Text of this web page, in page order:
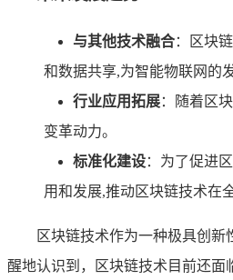
与其他技术融合：区块
和数据共享,为智能物联网的
行业应用拓展：随着区
变革动力。
标准化建设：为了促进
用和发展,推动区块链技术在
区块链技术作为一种极具创
醒地认识到，区块链技术目前还